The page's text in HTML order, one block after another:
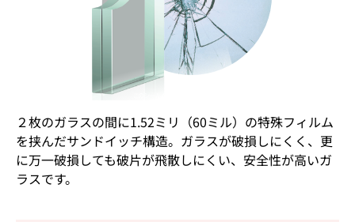
２枚のガラスの間に1.52ミリ（60ミル）の特殊フィルム
を挟んだサンドイッチ構造。ガラスが破損しにくく、更
に万一破損しても破片が飛散しにくい、安全性が高いガ
ラスです。